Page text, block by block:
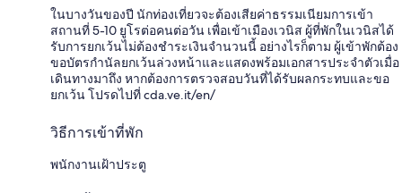
ในบางวันของปี นักท่องเที่ยวจะต้องเสียค่าธรรมเนียมการเข้า
สถานที่ 5-10 ยูโรต่อคนต่อวัน เพื่อเข้าเมืองเวนิส ผู้ที่พักในเวนิสได้
รับการยกเว้นไม่ต้องชำระเงินจำนวนนี้ อย่างไรก็ตาม ผู้เข้าพักต้อง
ขอบัตรกำนัลยกเว้นล่วงหน้าและแสดงพร้อมเอกสารประจำตัวเมื่อ
เดินทางมาถึง หากต้องการตรวจสอบวันที่ได้รับผลกระทบและขอ
ยกเว้น โปรดไปที่ cda.ve.it/en/
วิธีการเข้าที่พัก
พนักงานเฝ้าประตู